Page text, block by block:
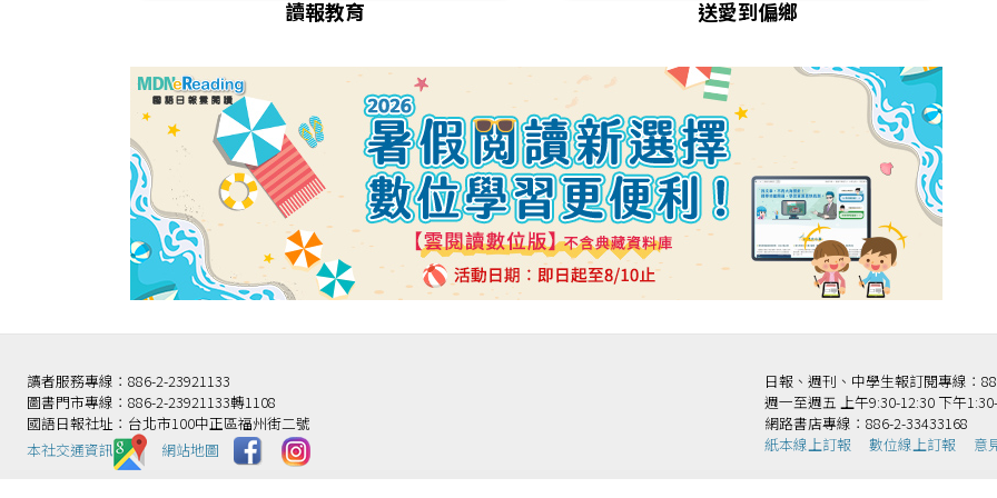
讀報教育 送愛到偏鄉
讀者服務專線：886-2-23921133
圖書門市專線：886-2-23921133轉1108
國語日報社址：台北市100中正區福州街二號
本社交通資訊️
網站地圖
日報、週刊、中學生報訂閱專線：
週一至週五 上午9:30-12:30 下午
網路書店專線：886-2-33433168
紙本線上訂報
數位線上訂報 意